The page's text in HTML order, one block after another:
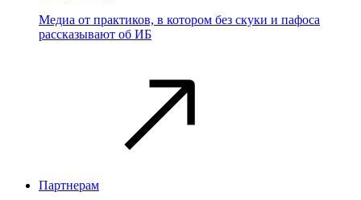
Медиа от практиков, в котором без скуки и пафоса
рассказывают об ИБ
Партнерам